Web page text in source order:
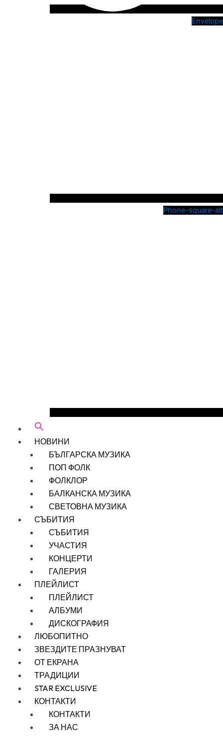
Envelope
Phone-square-alt
НОВИНИ
БЪЛГАРСКА МУЗИКА
ПОП ФОЛК
ФОЛКЛОР
БАЛКАНСКА МУЗИКА
СВЕТОВНА МУЗИКА
СЪБИТИЯ
СЪБИТИЯ
УЧАСТИЯ
КОНЦЕРТИ
ГАЛЕРИЯ
ПЛЕЙЛИСТ
ПЛЕЙЛИСТ
АЛБУМИ
ДИСКОГРАФИЯ
ЛЮБОПИТНО
ЗВЕЗДИТЕ ПРАЗНУВАТ
ОТ ЕКРАНА
ТРАДИЦИИ
STAR EXCLUSIVE
КОНТАКТИ
КОНТАКТИ
ЗА НАС